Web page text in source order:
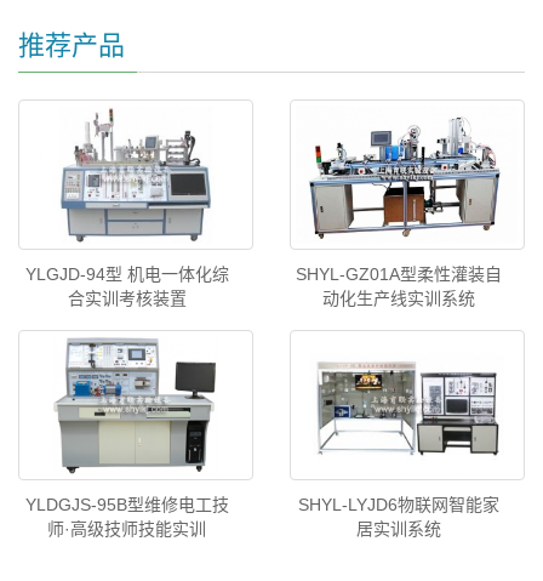
推荐产品
YLGJD-94型 机电一体化综
合实训考核装置
SHYL-GZ01A型柔性灌装自
动化生产线实训系统
YLDGJS-95B型维修电工技
师·高级技师技能实训
SHYL-LYJD6物联网智能家
居实训系统